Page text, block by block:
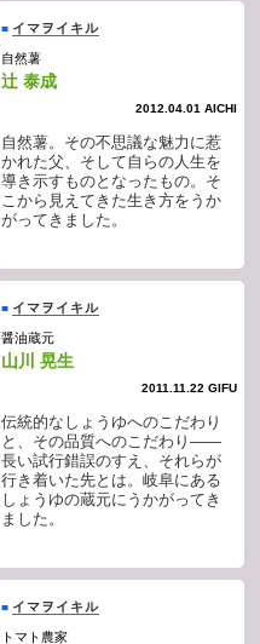
■ イマヲイキル
自然薯
辻 泰成
2012.04.01 AICHI
自然薯。その不思議な魅力に惹
かれた父、そして自らの人生を
導き示すものとなったもの。そ
こから見えてきた生き方をうか
がってきました。
■ イマヲイキル
醤油蔵元
山川 晃生
2011.11.22 GIFU
伝統的なしょうゆへのこだわり
と、その品質へのこだわり——
長い試行錯誤のすえ、それらが
行き着いた先とは。岐阜にある
しょうゆの蔵元にうかがってき
ました。
■ イマヲイキル
トマト農家